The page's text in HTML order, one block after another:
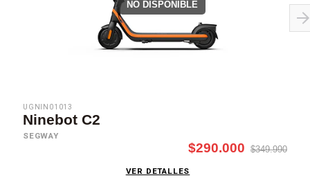
NO DISPONIBLE
UGNIN01013
Ninebot C2
SEGWAY
$290.000 $349.990
VER DETALLES